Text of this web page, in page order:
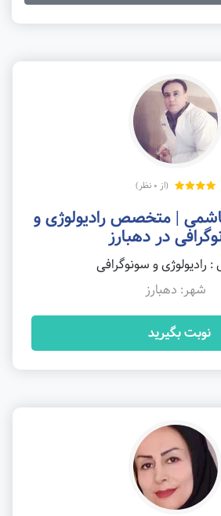
(از 0 نظر)
| متخصص رادیولوژی و
در دهبارز
و سونوگرافی
شهر: دهبارز
نوبت بگیرید